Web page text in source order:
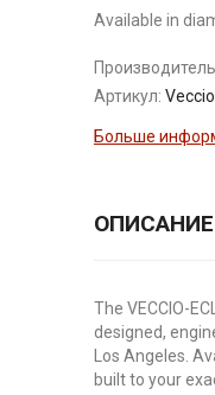
Available in
Артикул:
Больше
ОПИСАНИЕ
The VECCIO-
designed,
Los Angeles.
built to your